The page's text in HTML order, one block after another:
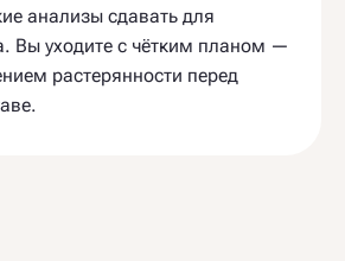
анализы сдавать для
Вы уходите с чётким планом —
растерянности перед